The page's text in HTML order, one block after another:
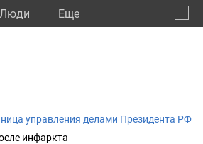
Люди Eще
управления делами Президента РФ
инфаркта